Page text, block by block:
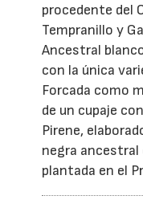
procedente del
Tempranillo y
Ancestral
con la única
Forcada como
de un cupaje
Pirene,
negra ancestral
plantada en el